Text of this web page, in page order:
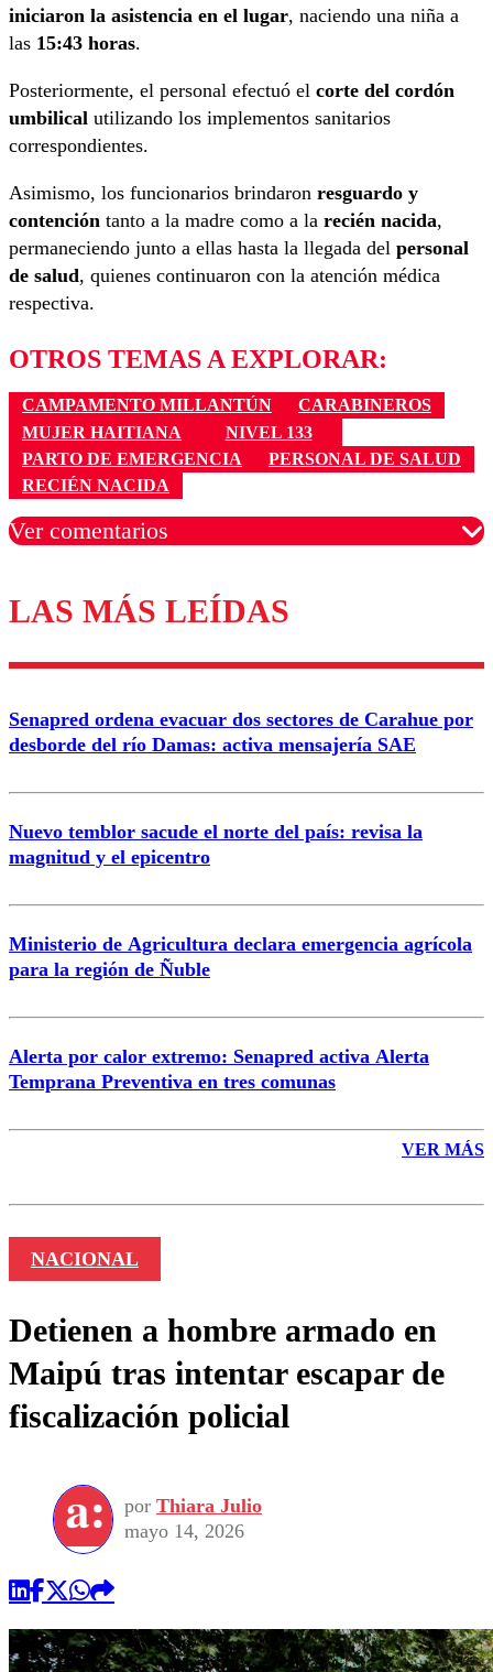
iniciaron la asistencia en el lugar, naciendo una niña a
las 15:43 horas.
Posteriormente, el personal efectuó el corte del cordón
umbilical utilizando los implementos sanitarios
correspondientes.
Asimismo, los funcionarios brindaron resguardo y
contención tanto a la madre como a la recién nacida,
permaneciendo junto a ellas hasta la llegada del personal
de salud, quienes continuaron con la atención médica
respectiva.
OTROS TEMAS A EXPLORAR:
CAMPAMENTO MILLANTÚN
CARABINEROS
MUJER HAITIANA
NIVEL 133
PARTO DE EMERGENCIA
PERSONAL DE SALUD
RECIÉN NACIDA
Ver comentarios
Los comentarios son moderados para garantizar un
diálogo respetuoso.
Nombre
Correo
LAS MÁS LEÍDAS
Senapred ordena evacuar dos sectores de Carahue por
desborde del río Damas: activa mensajería SAE
Nuevo temblor sacude el norte del país: revisa la
magnitud y el epicentro
Ministerio de Agricultura declara emergencia agrícola
para la región de Ñuble
Alerta por calor extremo: Senapred activa Alerta
Temprana Preventiva en tres comunas
VER MÁS
NACIONAL
Detienen a hombre armado en
Maipú tras intentar escapar de
fiscalización policial
por Thiara Julio
mayo 14, 2026